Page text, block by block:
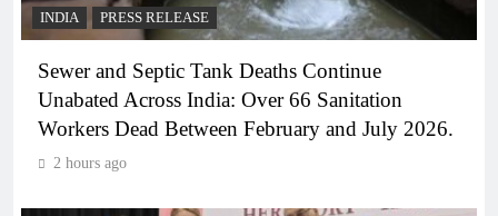
INDIA PRESS RELEASE
Sewer and Septic Tank Deaths Continue
Unabated Across India: Over 66 Sanitation
Workers Dead Between February and July 2026.
2 hours ago